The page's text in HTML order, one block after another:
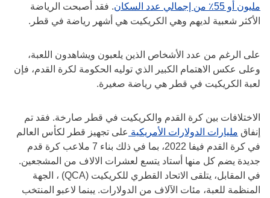
مليون أو 55٪ من إجمالي عدد السكان
. فقد أصبحت الرياضة
الأكثر شعبية لديهم وهي الكريكيت هي أشهر رياضة في قطر.
على الرغم من عدد الأشخاص الذين يلعبون ويشاهدون اللعبة،
وعلى عكس الاهتمام الكبير الذي توليه الحكومة لكرة القدم، فإن
لعبة الكريكيت في قطر هي رياضة صغيرة.
الاختلافات بين كرة القدم والكريكيت في قطر صارخة. فقد تم
إنفاق مليارات الدولارات الأمريكية على تجهيز قطر لكأس العالم
في كرة القدم فيفا 2022، بما في ذلك بناء 7 ملاعب كرة قدم
جديدة يضم كل منها أستاد يتسع لعشرات الالاف من المشجعين.
في المقابل، يتلقى الاتحاد القطري للكريكيت (QCA) ، الجهة
المنظمة للعبة، مئات الآلاف من الدولارات. يبنما لاعبو المنتخب